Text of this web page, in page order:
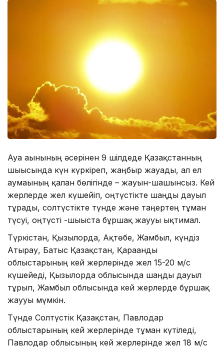
Ауа ағынының әсерінен 9 шілдеде Қазақстанның
шығысында күн күркіреп, жаңбыр жауады, ал ел
аумағының қалған бөлігінде – жауын-шашынсыз. Кей
жерлерде жел күшейіп, оңтүстікте шаңды дауыл
тұрады, солтүстікте түнде және таңертең тұман
түсуі, оңтүсті -шығыста бұршақ жаууы ықтимал.
Түркістан, Қызылорда, Ақтөбе, Жамбыл, күндіз
Атырау, Батыс Қазақстан, Қарағанды
облыстарының кей жерлерінде жел 15-20 м/с
күшейеді, Қызылорда облысында шаңды дауыл
тұрып, Жамбыл облысында кей жерлерде бұршақ
жаууы мүмкін.
Түнде Солтүстік Қазақстан, Павлодар
облыстарының кей жерлерінде тұман күтіледі,
Павлодар облысының кей жерлерінде жел 18 м/с